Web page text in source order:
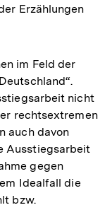
Erzählungen
im Feld der
nicht
rechtsextremen
auch davon
Ausstiegsarbeit
gegen
Idealfall die
bzw.